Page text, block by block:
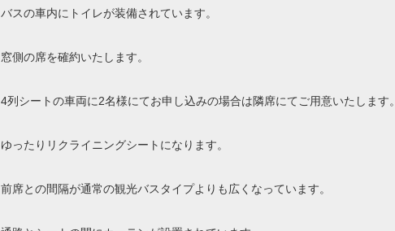
バスの車内にトイレが装備されています。
窓側の席を確約いたします。
4列シートの車両に2名様にてお申し込みの場合は隣席にてご用意いたします。
ゆったりリクライニングシートになります。
前席との間隔が通常の観光バスタイプよりも広くなっています。